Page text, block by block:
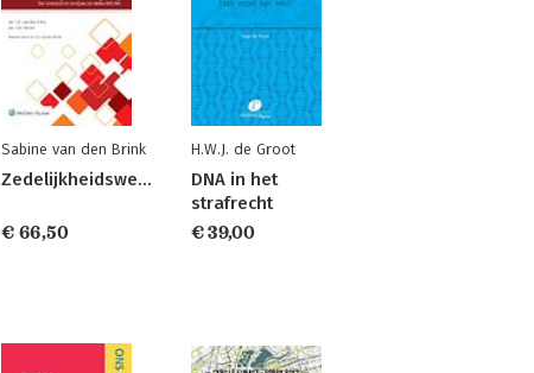
Sabine van den Brink
Zedelijkheidswetgeving
€ 66,50
H.W.J. de Groot
DNA in het
strafrecht
€ 39,00